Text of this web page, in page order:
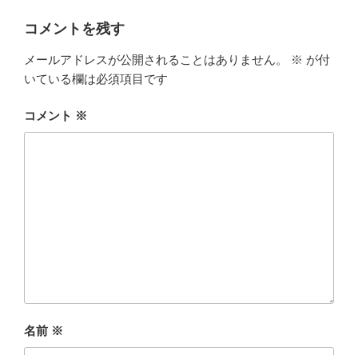
コメントを残す
メールアドレスが公開されることはありません。 ※ が付
いている欄は必須項目です
コメント ※
名前 ※